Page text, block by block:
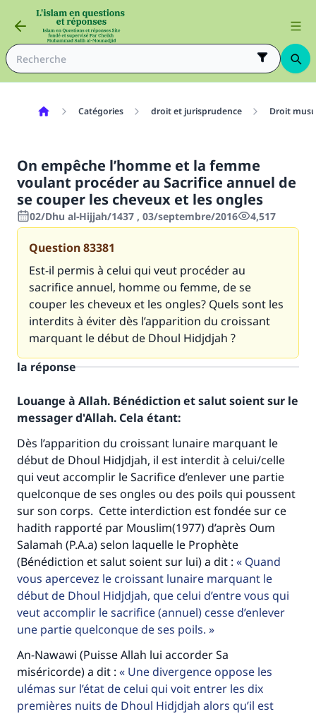
Catégories droit et jurisprudence Droit
On empêche l’homme et la femme
voulant procéder au Sacrifice annuel de
se couper les cheveux et les ongles
02/Dhu al-Hijjah/1437 , 03/septembre/2016 4,517
Question83381
Est-il permis à celui qui veut procéder au
sacrifice annuel, homme ou femme, de se
couper les cheveux et les ongles? Quels sont les
interdits à éviter dès l’apparition du croissant
marquant le début de Dhoul Hidjdjah ?
la réponse
Louange à Allah. Bénédiction et salut soient sur le
messager d'Allah. Cela étant:
Dès l’apparition du croissant lunaire marquant le
début de Dhoul Hidjdjah, il est interdit à celui/celle
qui veut accomplir le Sacrifice d’enlever une partie
quelconque de ses ongles ou des poils qui poussent
sur son corps. Cette interdiction est fondée sur ce
hadith rapporté par Mouslim(1977) d’après Oum
Salamah (P.A.a) selon laquelle le Prophète
(Bénédiction et salut soient sur lui) a dit :
Quand
vous apercevez le croissant lunaire marquant le
début de Dhoul Hidjdjah, que celui d’entre vous qui
veut accomplir le sacrifice (annuel) cesse d’enlever
une partie quelconque de ses poils.
An-Nawawi (Puisse Allah lui accorder Sa
miséricorde) a dit :
Une divergence oppose les
ulémas sur l’état de celui qui voit entrer les dix
premières nuits de Dhoul Hidjdjah alors qu’il est